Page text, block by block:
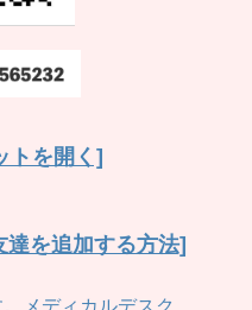
トを開く]
を追加する方法]